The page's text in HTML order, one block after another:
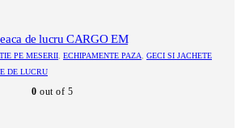
de lucru CARGO EM
PE MESERII, ECHIPAMENTE PAZA, GECI SI JACHETE
DE LUCRU
0 out of 5